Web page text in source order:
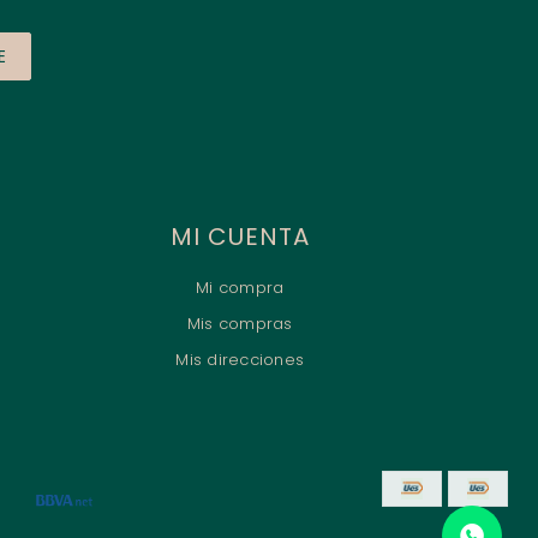
MI CUENTA
Mi compra
Mis compras
Mis direcciones